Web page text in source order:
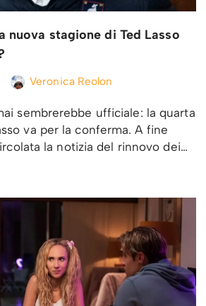
nuova stagione di Ted Lasso
Veronica Reolon
sembrerebbe ufficiale: la quarta
va per la conferma. A fine
la notizia del rinnovo dei…